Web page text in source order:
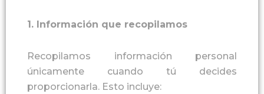
1. Información que recopilamos
Recopilamos información personal
únicamente cuando tú decides
proporcionarla. Esto incluye: